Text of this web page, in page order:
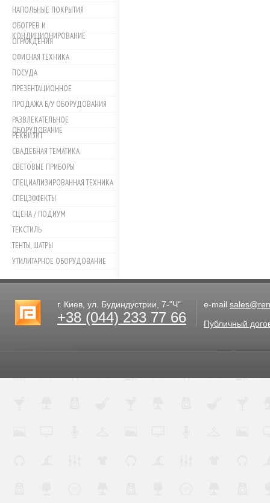
НАПОЛЬНЫЕ ПОКРЫТИЯ
ОБОГРЕВ И
КОНДИЦИОНИРОВАНИЕ
ОГРАЖДЕНИЯ
ОФИСНАЯ ТЕХНИКА
ПОСУДА
ПРЕЗЕНТАЦИОННОЕ
ПРОДАЖА Б/У ОБОРУДОВАНИЯ
РАЗВЛЕКАТЕЛЬНОЕ
ОБОРУДОВАНИЕ
РЕКВИЗИТ
СВАДЕБНАЯ ТЕМАТИКА
СВЕТОВЫЕ ПРИБОРЫ
СПЕЦИАЛИЗИРОВАННАЯ ТЕХНИКА
СПЕЦЭФФЕКТЫ
СЦЕНА / ПОДИУМ
ТЕКСТИЛЬ
ТЕНТЫ, ШАТРЫ
УТИЛИТАРНОЕ ОБОРУДОВАНИЕ
г. Киев, ул. Будиндустрии, 7-"Ч"
+38 (044) 233 77 66
e-mail
Публичный